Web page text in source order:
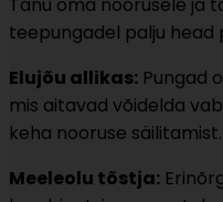
teepungadel palju head
Elujõu allikas: Pungad
mis aitavad võidelda
keha nooruse säilitamist.
Meeleolu tõstja: